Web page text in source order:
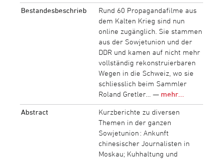
Bestandesbeschrieb
Rund 60 Propagandafilme aus
dem Kalten Krieg sind nun
online zugänglich. Sie stammen
aus der Sowjetunion und der
DDR und kamen auf nicht mehr
vollständig rekonstruierbaren
Wegen in die Schweiz, wo sie
schliesslich beim Sammler
Roland Gretler… — mehr...
Abstract
Kurzberichte zu diversen
Themen in der ganzen
Sowjetunion : Ankunft
chinesischer Journalisten in
Moskau; Kuhhaltung und